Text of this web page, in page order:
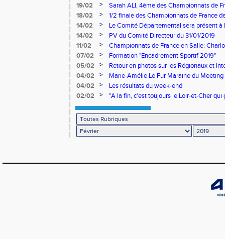
19/02
>
Sarah ALI, 4ème des Championnats de
nouveau record personnel!
18/02 >
1/2 finale des Championnats de France
encore et encore!
14/02 >
Le Comité Départemental sera présent à
2019"
14/02 >
PV du Comité Directeur du 31/01/2019
11/02
>
Championnats de France en Salle:
proche de l'Or!
07/02 >
Formation "Encadrement Sportif 2019"
05/02
>
Retour en photos sur les Régionaux et
04/02
>
Marie-Amélie Le Fur Maraine du
Salle à Eaubonne
04/02 >
Les résultats du week-end
02/02
> "A la fin, c'est toujours le Loir-et-Cher qui